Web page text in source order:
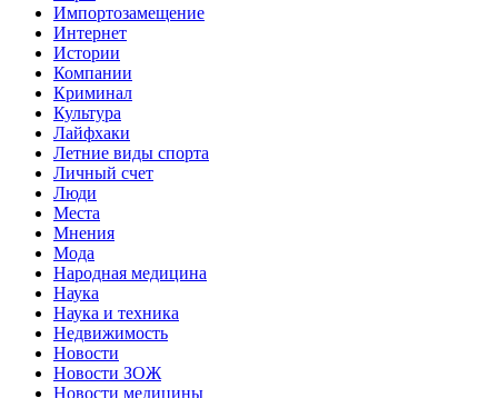
Импортозамещение
Интернет
Истории
Компании
Криминал
Культура
Лайфхаки
Летние виды спорта
Личный счет
Люди
Места
Мнения
Мода
Народная медицина
Наука
Наука и техника
Недвижимость
Новости
Новости ЗОЖ
Новости медицины